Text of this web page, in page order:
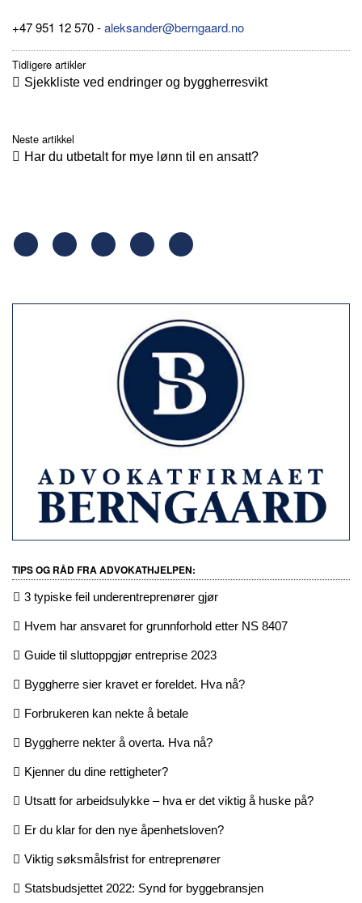
+47 951 12 570 -aleksander@berngaard.no
Tidligere artikler
Sjekkliste ved endringer og byggherresvikt
Neste artikkel
Har du utbetalt for mye lønn til en ansatt?
TIPS OG RÅD FRA ADVOKATHJELPEN:
3 typiske feil underentreprenører gjør
Hvem har ansvaret for grunnforhold etter NS 8407
Guide til sluttoppgjør entreprise 2023
Byggherre sier kravet er foreldet. Hva nå?
Forbrukeren kan nekte å betale
Byggherre nekter å overta. Hva nå?
Kjenner du dine rettigheter?
Utsatt for arbeidsulykke – hva er det viktig å huske på?
Er du klar for den nye åpenhetsloven?
Viktig søksmålsfrist for entreprenører
Statsbudsjettet 2022: Synd for byggebransjen